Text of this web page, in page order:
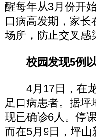
醒每年从3月份开
口病高发期，家长
场所，防止交叉感
校园发现5例
4月17日，在龙
足口病患者。据坪
现已确诊6人。停
而在5月9日，坪